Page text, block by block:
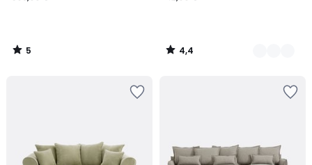
5
/
4,4
/